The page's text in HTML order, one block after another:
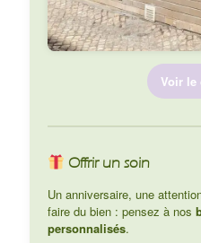
Voir le
Offrir un soin
Un anniversaire, une
faire du bien : pensez à nos
personnalisés.